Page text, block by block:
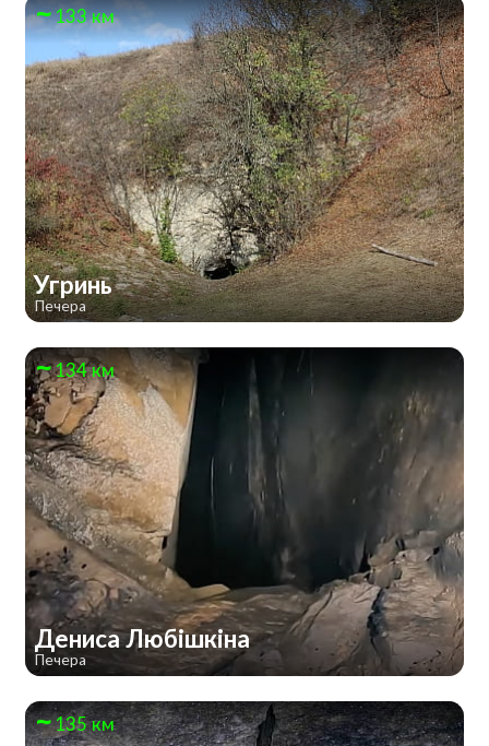
133 км
Угринь
Печера
134 км
Дениса Любішкіна
Печера
135 км